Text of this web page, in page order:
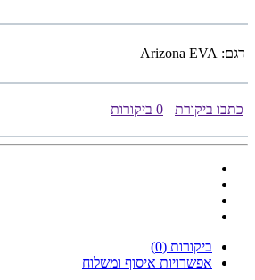
דגם: Arizona EVA
כתבו ביקורת | 0 ביקורות
ביקורות (0)
אפשרויות איסוף ומשלוח